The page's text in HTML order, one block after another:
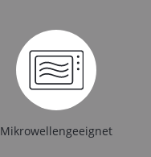
Mikrowellengeeignet